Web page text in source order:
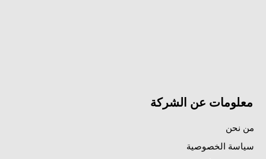
معلومات عن الشركة
من نحن
سياسة الخصوصية